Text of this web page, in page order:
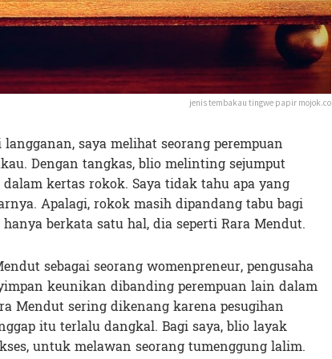
jenis tembakau tingwe papir mojok.co
saya melihat seorang perempuan
Dengan tangkas, blio melinting sejumput
kertas rokok. Saya tidak tahu apa yang
Apalagi, rokok masih dipandang tabu bagi
berkata satu hal, dia seperti Rara Mendut.
sebagai seorang womenpreneur, pengusaha
keunikan dibanding perempuan lain dalam
Mendut sering dikenang karena pesugihan
itu terlalu dangkal. Bagi saya, blio layak
untuk melawan seorang tumenggung lalim.